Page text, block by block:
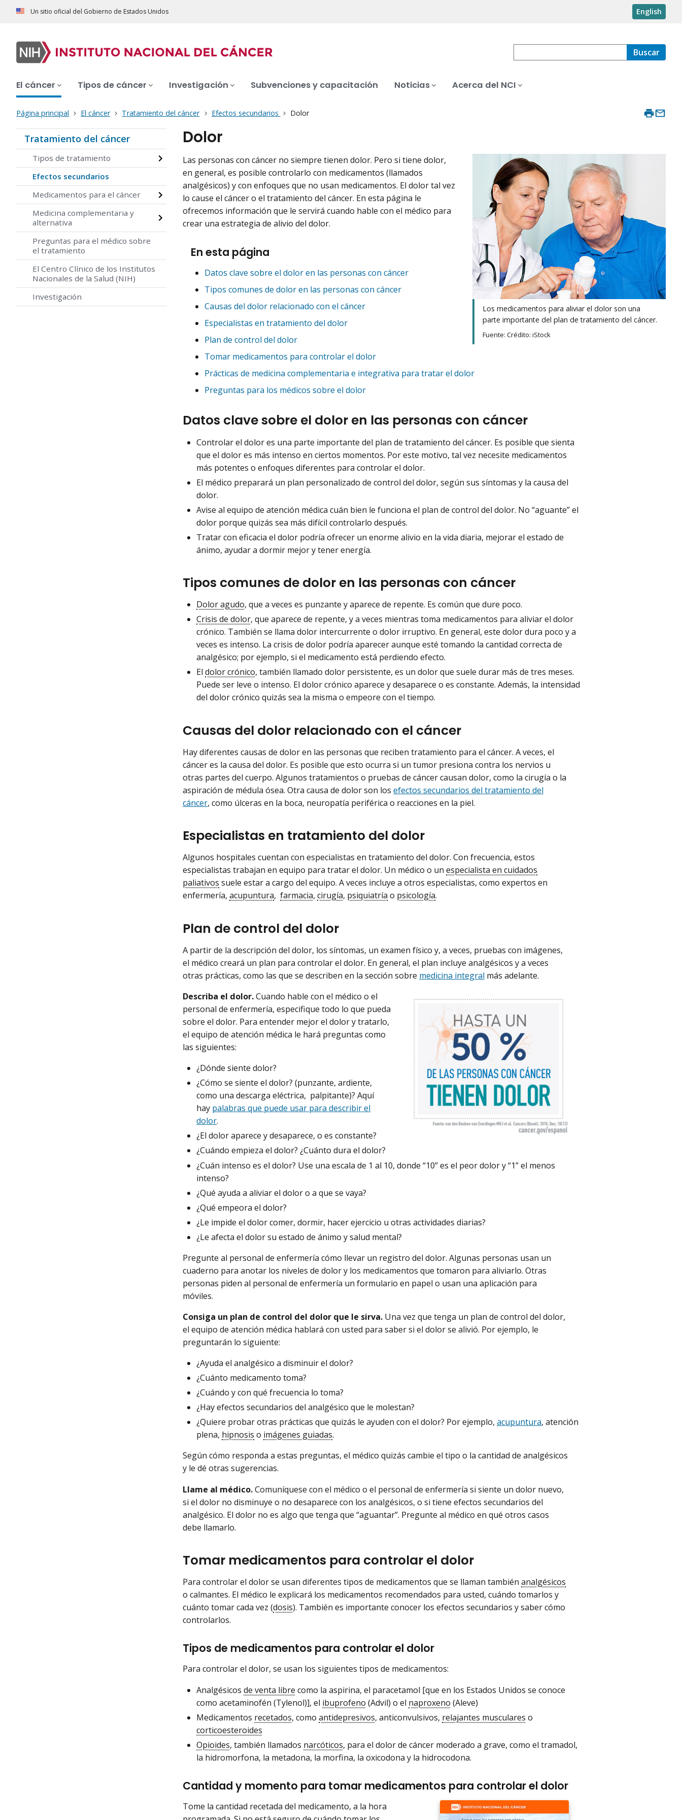
Un sitio oficial del Gobierno de Estados Unidos English
Buscar
El cáncer Tipos de cáncer Investigación Subvenciones y capacitación Noticias Acerca del NCI
Página principal El cáncer Tratamiento del cáncer Efectos secundarios Dolor
Tratamiento del cáncer
Tipos de tratamiento
Efectos secundarios
Medicamentos para el cáncer
Medicina complementaria y
alternativa
Preguntas para el médico sobre
el tratamiento
El Centro Clínico de los Institutos
Nacionales de la Salud (NIH)
Investigación
Dolor
Los medicamentos para aliviar el dolor son una
parte importante del plan de tratamiento del cáncer.
Fuente: Crédito: iStock
Las personas con cáncer no siempre tienen dolor. Pero si tiene dolor,
en general, es posible controlarlo con medicamentos (llamados
analgésicos) y con enfoques que no usan medicamentos. El dolor tal vez
lo cause el cáncer o el tratamiento del cáncer. En esta página le
ofrecemos información que le servirá cuando hable con el médico para
crear una estrategia de alivio del dolor.
En esta página
Datos clave sobre el dolor en las personas con cáncer
Tipos comunes de dolor en las personas con cáncer
Causas del dolor relacionado con el cáncer
Especialistas en tratamiento del dolor
Plan de control del dolor
Tomar medicamentos para controlar el dolor
Prácticas de medicina complementaria e integrativa para tratar el dolor
Preguntas para los médicos sobre el dolor
Datos clave sobre el dolor en las personas con cáncer
Controlar el dolor es una parte importante del plan de tratamiento del cáncer. Es posible que sienta
que el dolor es más intenso en ciertos momentos. Por este motivo, tal vez necesite medicamentos
más potentes o enfoques diferentes para controlar el dolor.
El médico preparará un plan personalizado de control del dolor, según sus síntomas y la causa del
dolor.
Avise al equipo de atención médica cuán bien le funciona el plan de control del dolor. No “aguante” el
dolor porque quizás sea más difícil controlarlo después.
Tratar con eficacia el dolor podría ofrecer un enorme alivio en la vida diaria, mejorar el estado de
ánimo, ayudar a dormir mejor y tener energía.
Tipos comunes de dolor en las personas con cáncer
Dolor agudo, que a veces es punzante y aparece de repente. Es común que dure poco.
Crisis de dolor, que aparece de repente, y a veces mientras toma medicamentos para aliviar el dolor
crónico. También se llama dolor intercurrente o dolor irruptivo. En general, este dolor dura poco y a
veces es intenso. La crisis de dolor podría aparecer aunque esté tomando la cantidad correcta de
analgésico; por ejemplo, si el medicamento está perdiendo efecto.
El dolor crónico, también llamado dolor persistente, es un dolor que suele durar más de tres meses.
Puede ser leve o intenso. El dolor crónico aparece y desaparece o es constante. Además, la intensidad
del dolor crónico quizás sea la misma o empeore con el tiempo.
Causas del dolor relacionado con el cáncer
Hay diferentes causas de dolor en las personas que reciben tratamiento para el cáncer. A veces, el
cáncer es la causa del dolor. Es posible que esto ocurra si un tumor presiona contra los nervios u
otras partes del cuerpo. Algunos tratamientos o pruebas de cáncer causan dolor, como la cirugía o la
aspiración de médula ósea. Otra causa de dolor son los efectos secundarios del tratamiento del
cáncer, como úlceras en la boca, neuropatía periférica o reacciones en la piel.
Especialistas en tratamiento del dolor
Algunos hospitales cuentan con especialistas en tratamiento del dolor. Con frecuencia, estos
especialistas trabajan en equipo para tratar el dolor. Un médico o un especialista en cuidados
paliativos suele estar a cargo del equipo. A veces incluye a otros especialistas, como expertos en
enfermería, acupuntura, farmacia, cirugía, psiquiatría o psicología.
Plan de control del dolor
A partir de la descripción del dolor, los síntomas, un examen físico y, a veces, pruebas con imágenes,
el médico creará un plan para controlar el dolor. En general, el plan incluye analgésicos y a veces
otras prácticas, como las que se describen en la sección sobre medicina integral más adelante.
Describa el dolor.Cuando hable con el médico o el
personal de enfermería, especifique todo lo que pueda
sobre el dolor. Para entender mejor el dolor y tratarlo,
el equipo de atención médica le hará preguntas como
las siguientes:
¿Dónde siente dolor?
¿Cómo se siente el dolor? (punzante, ardiente,
como una descarga eléctrica, palpitante)? Aquí
hay palabras que puede usar para describir el
dolor.
¿El dolor aparece y desaparece, o es constante?
¿Cuándo empieza el dolor? ¿Cuánto dura el dolor?
¿Cuán intenso es el dolor? Use una escala de 1 al 10, donde “10” es el peor dolor y “1” el menos
intenso?
¿Qué ayuda a aliviar el dolor o a que se vaya?
¿Qué empeora el dolor?
¿Le impide el dolor comer, dormir, hacer ejercicio u otras actividades diarias?
¿Le afecta el dolor su estado de ánimo y salud mental?
Pregunte al personal de enfermería cómo llevar un registro del dolor. Algunas personas usan un
cuaderno para anotar los niveles de dolor y los medicamentos que tomaron para aliviarlo. Otras
personas piden al personal de enfermería un formulario en papel o usan una aplicación para
móviles.
Consiga un plan de control del dolor que le sirva. Una vez que tenga un plan de control del dolor,
el equipo de atención médica hablará con usted para saber si el dolor se alivió. Por ejemplo, le
preguntarán lo siguiente:
¿Ayuda el analgésico a disminuir el dolor?
¿Cuánto medicamento toma?
¿Cuándo y con qué frecuencia lo toma?
¿Hay efectos secundarios del analgésico que le molestan?
¿Quiere probar otras prácticas que quizás le ayuden con el dolor? Por ejemplo, acupuntura, atención
plena, hipnosis o imágenes guiadas.
Según cómo responda a estas preguntas, el médico quizás cambie el tipo o la cantidad de analgésicos
y le dé otras sugerencias.
Llame al médico.Comuníquese con el médico o el personal de enfermería si siente un dolor nuevo,
si el dolor no disminuye o no desaparece con los analgésicos, o si tiene efectos secundarios del
analgésico. El dolor no es algo que tenga que “aguantar”. Pregunte al médico en qué otros casos
debe llamarlo.
Tomar medicamentos para controlar el dolor
Para controlar el dolor se usan diferentes tipos de medicamentos que se llaman también analgésicos
o calmantes. El médico le explicará los medicamentos recomendados para usted, cuándo tomarlos y
cuánto tomar cada vez (dosis). También es importante conocer los efectos secundarios y saber cómo
controlarlos.
Tipos de medicamentos para controlar el dolor
Para controlar el dolor, se usan los siguientes tipos de medicamentos:
Analgésicos de venta libre como la aspirina, el paracetamol [que en los Estados Unidos se conoce
como acetaminofén (Tylenol)], el ibuprofeno (Advil) o el naproxeno (Aleve)
Medicamentos recetados, como antidepresivos, anticonvulsivos, relajantes musculares o
corticoesteroides
Opioides, también llamados narcóticos, para el dolor de cáncer moderado a grave, como el tramadol,
la hidromorfona, la metadona, la morfina, la oxicodona y la hidrocodona.
Cantidad y momento para tomar medicamentos para controlar el dolor
Tome la cantidad recetada del medicamento, a la hora